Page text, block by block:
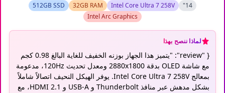
14"
Intel Core Ultra 7 258V
32GB RAM
512GB SSD
Intel Arc Graphics
لماذا ننصح بهذا
{ "review": "يتميز هذا الجهاز بوزنه الخفيف للغاية البالغ 0.98 كجم
مع شاشة OLED بدقة 2880x1800 ومعدل تحديث 120Hz، مدعومة
بمعالج Intel Core Ultra 7 258V. يوفر الهيكل النحيف اتصالاً شاملاً
بشكل مدهش عبر منافذ Thunderbolt و USB-A و HDMI 2.1، مع